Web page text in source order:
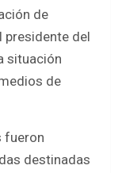
de
presidente del
situación
de
fueron
destinadas